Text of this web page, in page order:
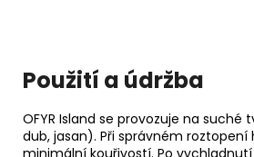
Použití a údržba
OFYR Island se provozuje na suché
dub, jasan). Při správném roztopení